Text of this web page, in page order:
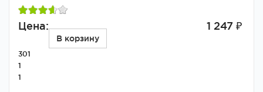
Цена: 1 247 ₽
В корзину
301
1
1